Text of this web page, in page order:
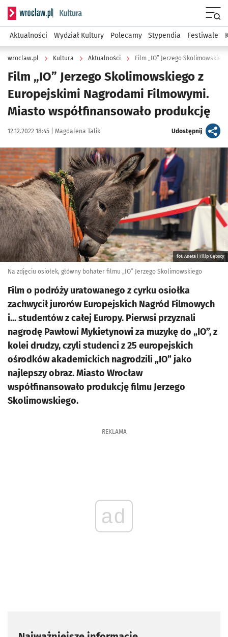
Serwis informacyjny wroclaw.pl podserwis: Kultura
Aktualności Wydział Kultury Polecamy Stypendia Festiwale
wroclaw.pl Kultura Aktualności
Film „IO” Jerzego Skolimowskiego z
Europejskimi Nagrodami Filmowymi.
Miasto współfinansowało produkcję
Data publikacji:
12.12.2022 18:45 | Autor:
Magdalena Talik Udostępnijartykuł
Kliknij, aby powiększyć
fot. Aneta i Filip Gębscy
Na zdjęciu osiołek, główny bohater filmu „IO” Jerzego Skolimowskiego
Film o podróży uratowanego z cyrku osiołka
zachwycił jurorów Europejskich Nagród Filmowych
i... studentów z całej Europy. Pierwsi przyznali
nagrodę Pawłowi Mykietynowi za muzykę do „IO”, z
kolei drudzy, czyli studenci z 25 europejskich
ośrodków akademickich nagrodzili „IO” jako
najlepszy obraz. Miasto Wrocław
współfinansowało produkcję filmu Jerzego
Skolimowskiego.
REKLAMA
ad